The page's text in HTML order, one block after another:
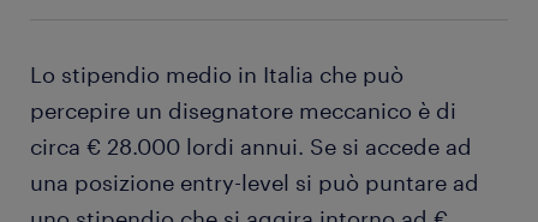
Lo stipendio medio in Italia che può
percepire un disegnatore meccanico è di
circa € 28.000 lordi annui. Se si accede ad
una posizione entry-level si può puntare ad